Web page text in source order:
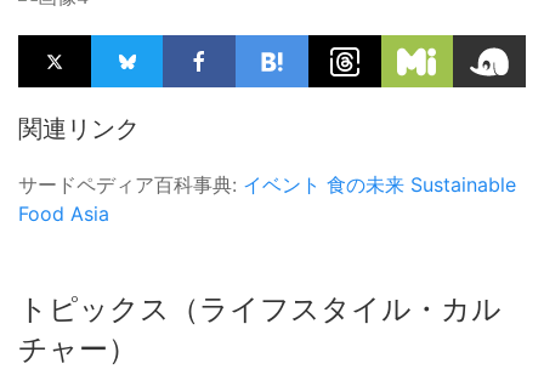
関連リンク
サードペディア百科事典: イベント 食の未来 Sustainable
Food Asia
トピックス（ライフスタイル・カル
チャー）